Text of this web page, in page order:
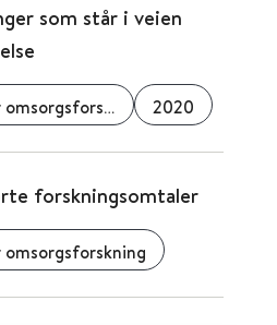
som står i veien
Senter for omsorgsforskning 2020
forskningsomtaler